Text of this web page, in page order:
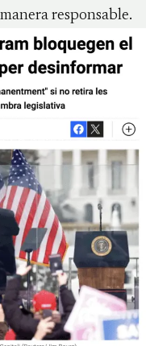
responsable.